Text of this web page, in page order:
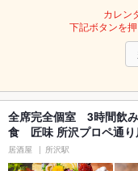
カレン
下記ボタンを
全席完全個室 3時間飲
食 匠味 所沢プロペ通り
居酒屋 所沢駅